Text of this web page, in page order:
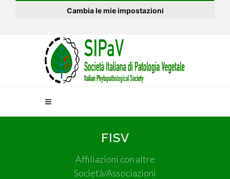
Cambia le mie impostazioni
FISV
Affiliazioni con altre
Società/Associazioni